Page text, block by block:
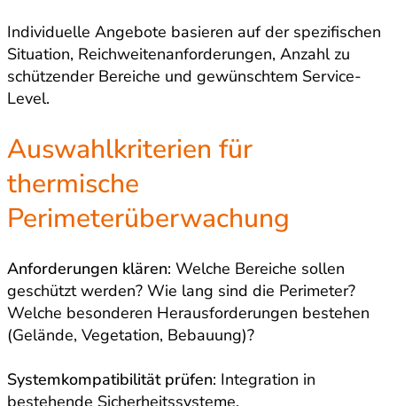
Individuelle Angebote basieren auf der spezifischen
Situation, Reichweitenanforderungen, Anzahl zu
schützender Bereiche und gewünschtem Service-
Level.
Auswahlkriterien für
thermische
Perimeterüberwachung
Anforderungen klären: Welche Bereiche sollen
geschützt werden? Wie lang sind die Perimeter?
Welche besonderen Herausforderungen bestehen
(Gelände, Vegetation, Bebauung)?
Systemkompatibilität prüfen: Integration in